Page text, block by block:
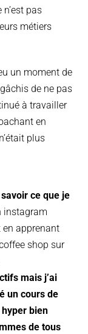
n’est pas
métiers
un moment de
de ne pas
à travailler
en
plus
ce que je
instagram
apprenant
shop sur
mais j’ai
un cours de
hyper bien
de tous